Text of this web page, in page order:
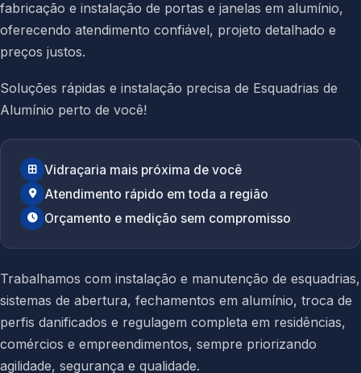
fabricação e instalação de portas e janelas em alumínio,
oferecendo atendimento confiável, projeto detalhado e
preços justos.
Soluções rápidas e instalação precisa de Esquadrias de
Alumínio perto de você!
Vidraçaria mais próxima de você
Atendimento rápido em toda a região
Orçamento e medição sem compromisso
Trabalhamos com instalação e manutenção de esquadrias,
sistemas de abertura, fechamentos em alumínio, troca de
perfis danificados e regulagem completa em residências,
comércios e empreendimentos, sempre priorizando
agilidade, segurança e qualidade.